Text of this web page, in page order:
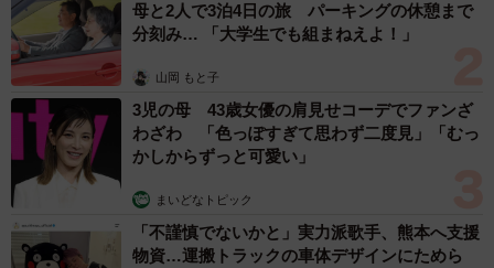
母と2人で3泊4日の旅 パーキングの休憩まで
分刻み… 「大学生でも組まねえよ！」
山岡 もと子
3児の母 43歳女優の肩見せコーデでファンざ
わざわ 「色っぽすぎて思わず二度見」「むっ
かしからずっと可愛い」
まいどなトピック
「不謹慎でないかと」実力派歌手、熊本へ支援
物資…運搬トラックの車体デザインにためら